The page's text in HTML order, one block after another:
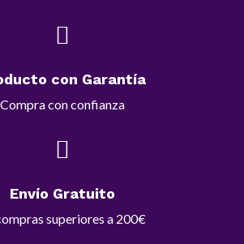

con Garantía
Compra con confianza

Envío Gratuito
superiores a 200€